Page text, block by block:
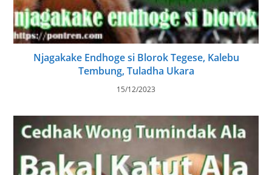
Njagakake Endhoge si Blorok Tegese, Kalebu
Tembung, Tuladha Ukara
15/12/2023